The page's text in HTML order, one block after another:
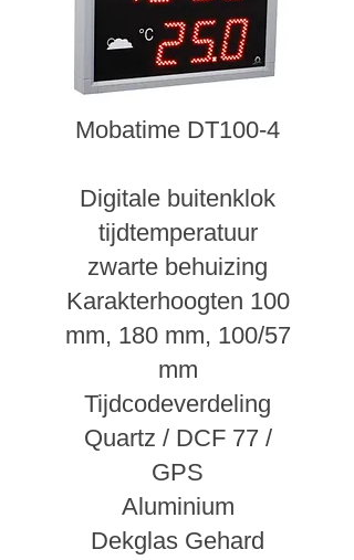
Mobatime DT100-4
Digitale buitenklok
tijdtemperatuur
zwarte behuizing
Karakterhoogten 100
mm, 180 mm, 100/57
mm
Tijdcodeverdeling
Quartz / DCF 77 /
GPS
Aluminium
Dekglas Gehard